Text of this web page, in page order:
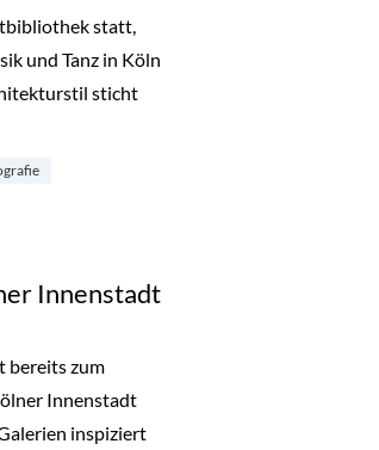
statt,
und Tanz in Köln
sticht
Vernissage in der Stadtbibliothek“
Innenstadt
bereits zum
Innenstadt
inspiziert